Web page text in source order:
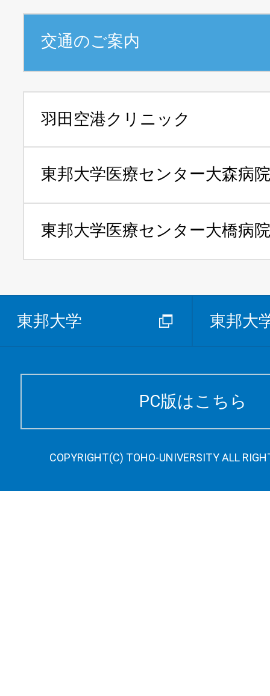
交通のご案内
羽田空港クリニック
東邦大学医療センター大森病
東邦大学医療センター大橋病
東邦大学 東邦大
PC版はこちら
COPYRIGHT(C) TOHO-UNIVERSITY ALL